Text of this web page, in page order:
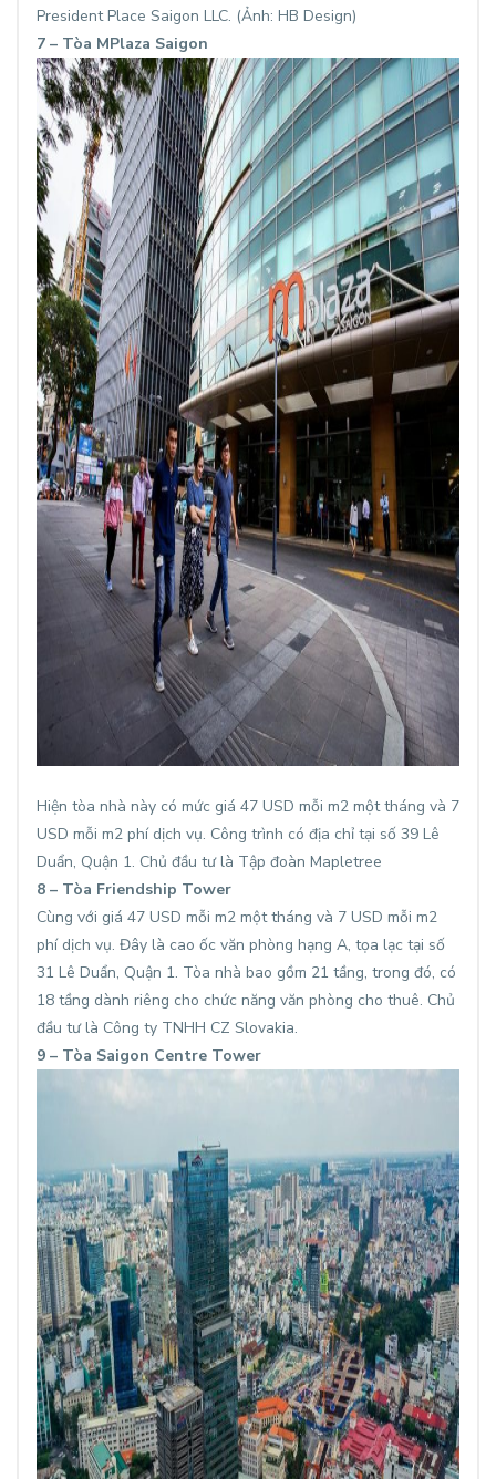
President Place Saigon LLC. (Ảnh: HB Design)
7 – Tòa MPlaza Saigon
Hiện tòa nhà này có mức giá 47 USD mỗi m2 một tháng và 7
USD mỗi m2 phí dịch vụ. Công trình có địa chỉ tại số 39 Lê
Duẩn, Quận 1. Chủ đầu tư là Tập đoàn Mapletree
8 – Tòa Friendship Tower
Cùng với giá 47 USD mỗi m2 một tháng và 7 USD mỗi m2
phí dịch vụ. Đây là cao ốc văn phòng hạng A, tọa lạc tại số
31 Lê Duẩn, Quận 1. Tòa nhà bao gồm 21 tầng, trong đó, có
18 tầng dành riêng cho chức năng văn phòng cho thuê. Chủ
đầu tư là Công ty TNHH CZ Slovakia.
9 – Tòa Saigon Centre Tower